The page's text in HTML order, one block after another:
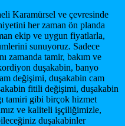
Karamürsel ve çevresinde
her zaman ön planda
ekip ve uygun fiyatlarla,
sunuyoruz. Sadece
zamanda tamir, bakım ve
duşakabin, banyo
değişimi, duşakabin cam
fitili değişimi, duşakabin
tamiri gibi birçok hizmet
ve kaliteli işçiliğimizle,
duşakabinler